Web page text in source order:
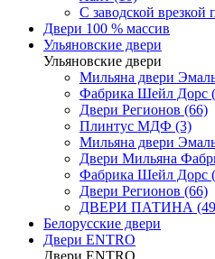
С заводской врезкой
Двери 100 % массив
Ульяновские двери
Ульяновские двери
Мильяна двери
Фабрика Шейл Дорс
Двери Регионов (66)
Плинтус МДФ (3)
Мильяна двери
Двери Мильяна
Фабрика Шейл Дорс
Двери Регионов (66)
ДВЕРИ ПАТИНА
Белорусские двери
Двери ENTRO
Двери ENTRO